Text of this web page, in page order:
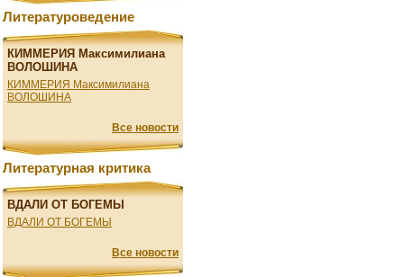
Литературоведение
КИММЕРИЯ Максимилиана
ВОЛОШИНА
КИММЕРИЯ Максимилиана
ВОЛОШИНА
Все новости
Литературная критика
ВДАЛИ ОТ БОГЕМЫ
ВДАЛИ ОТ БОГЕМЫ
Все новости